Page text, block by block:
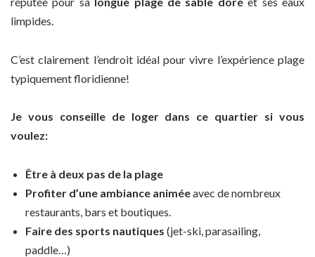
limpides.
C’est clairement l’endroit idéal pour vivre l’expérience plage
typiquement floridienne!
Je vous conseille de loger dans ce quartier si vous
voulez:
Être à deux pas de la plage
Profiter d’une ambiance animéeavec de nombreux
restaurants, bars et boutiques.
Faire des sports nautiques (jet-ski, parasailing,
paddle…)